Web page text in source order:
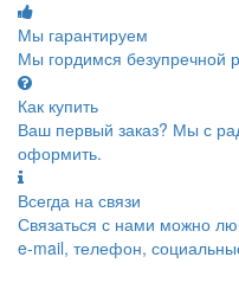
Мы гарантируем
Мы гордимся безупречной
Как купить
Ваш первый заказ? Мы с
оформить.
Всегда на связи
Связаться с нами можно
e-mail, телефон,